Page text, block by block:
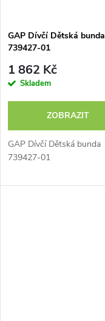
GAP Dívčí Dětská bunda
739427-01
1 862 Kč
Skladem
ZOBRAZIT
GAP Dívčí Dětská bunda
739427-01